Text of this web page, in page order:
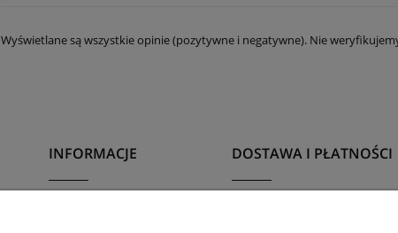
Wyświetlane są wszystkie opinie (pozytywne i negatywne). Nie
INFORMACJE DOSTAWA I PŁATNOŚCI